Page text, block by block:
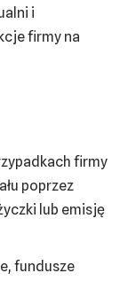
i
firmy na
firmy
poprzez
lub emisję
fundusze